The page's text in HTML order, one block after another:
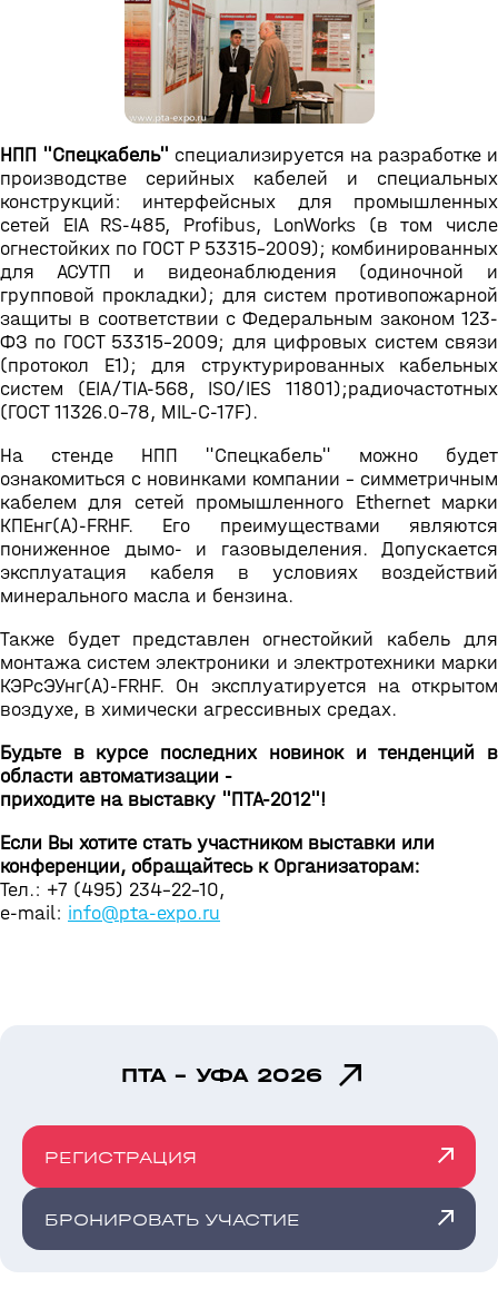
НПП "Спецкабель" специализируется на разработке и
производстве серийных кабелей и специальных
конструкций: интерфейсных для промышленных
сетей EIA RS-485, Profibus, LonWorks (в том числе
огнестойких по ГОСТ Р 53315-2009); комбинированных
для АСУТП и видеонаблюдения (одиночной и
групповой прокладки); для систем противопожарной
защиты в соответствии с Федеральным законом 123-
ФЗ по ГОСТ 53315-2009; для цифровых систем связи
(протокол Е1); для структурированных кабельных
систем (EIA/TIA-568, ISO/IES 11801);радиочастотных
(ГОСТ 11326.0-78, MIL-C-17F).
На стенде НПП "Спецкабель" можно будет
ознакомиться с новинками компании - симметричным
кабелем для сетей промышленного Ethernet марки
КПЕнг(А)-FRHF. Его преимуществами являются
пониженное дымо- и газовыделения. Допускается
эксплуатация кабеля в условиях воздействий
минерального масла и бензина.
Также будет представлен огнестойкий кабель для
монтажа систем электроники и электротехники марки
КЭРсЭУнг(А)-FRHF. Он эксплуатируется на открытом
воздухе, в химически агрессивных средах.
Будьте в курсе последних новинок и тенденций в
области автоматизации -
приходите на выставку "ПТА-2012"!
Если Вы хотите стать участником выставки или
конференции, обращайтесь к Организаторам:
Тел.: +7 (495) 234-22-10,
e-mail: info@pta-expo.ru
ПТА - УФА 2026
РЕГИСТРАЦИЯ
БРОНИРОВАТЬ УЧАСТИЕ